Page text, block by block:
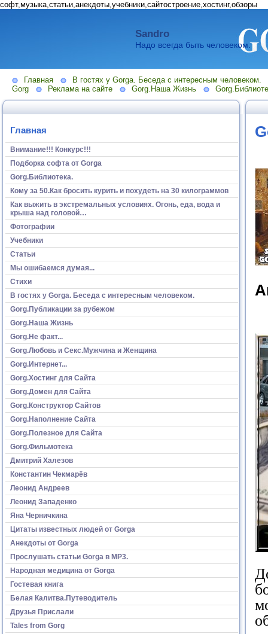
софт,музыка,статьи,анекдоты,учебники,сайтостроение,хостинг,обзоры
Sandro
Надо всегда быть человеком.
Главная
В гостях у Gorga. Беседа с интересным человеком.
Gorg
Реклама на сайте Gorg.Наша Жизнь
Главная
Внимание!!! Конкурс!!!
Подборка софта от Gorga
Gorg.Библиотека.
Кому за 50.Как бросить курить и похудеть на 30 килограммов
Как выжить в экстремальных условиях. Огонь, еда, вода и
крыша над головой…
Фотографии
Учебники
Статьи
Мы ошибаемся думая...
Стихи
В гостях у Gorga. Беседа с интересным человеком.
Gorg.Публикации за рубежом
Gorg.Наша Жизнь
Gorg.Не факт...
Gorg.Любовь и Секс.Мужчина и Женщина
Gorg.Интернет...
Gorg.Хостинг для Сайта
Gorg.Домен для Сайта
Gorg.Конструктор Сайтов
Gorg.Наполнение Сайта
Gorg.Полезное для Сайта
Gorg.Фильмотека
Дмитрий Халезов
Константин Чекмарёв
Леонид Андреев
Леонид Западенко
Яна Черничкина
Цитаты известных людей от Gorga
Анекдоты от Gorga
Прослушать статьи Gorga в МР3.
Народная медицина от Gorga
Гостевая книга
Белая Калитва.Путеводитель
Друзья Прислали
Tales from Gorg